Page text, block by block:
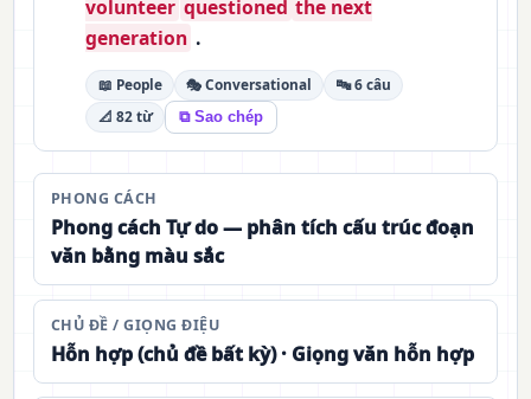
volunteer questioned the next
generation .
📖 People 🎭 Conversational
🔤 6 câu
📐 82 từ
⧉ Sao chép
PHONG CÁCH
Phong cách Tự do — phân tích cấu trúc đoạn
văn bằng màu sắc
CHỦ ĐỀ / GIỌNG ĐIỆU
Hỗn hợp (chủ đề bất kỳ) · Giọng văn hỗn hợp